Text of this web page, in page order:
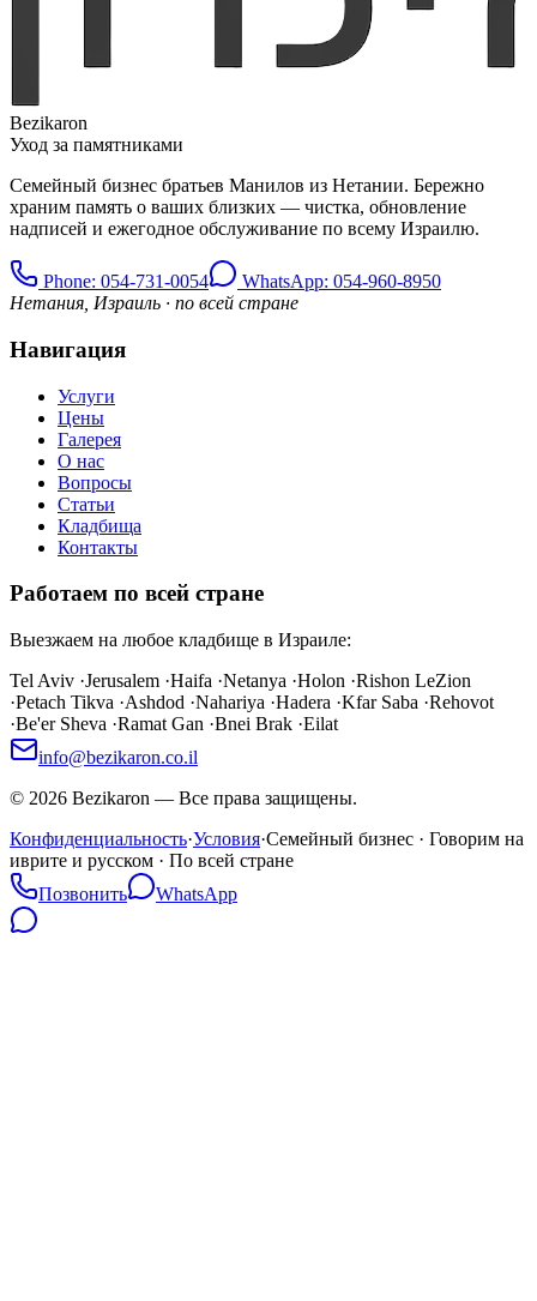
Bezikaron
Уход за памятниками
Семейный бизнес братьев Манилов из Нетании. Бережно
храним память о ваших близких — чистка, обновление
надписей и ежегодное обслуживание по всему Израилю.
Phone: 054-731-0054
WhatsApp: 054-960-8950
Нетания, Израиль · по всей стране
Навигация
Услуги
Цены
Галерея
О нас
Вопросы
Статьи
Кладбища
Контакты
Работаем по всей стране
Выезжаем на любое кладбище в Израиле:
Tel Aviv ·Jerusalem ·Haifa ·Netanya ·Holon ·Rishon LeZion
·Petach Tikva ·Ashdod ·Nahariya ·Hadera ·Kfar Saba ·Rehovot
·Be'er Sheva ·Ramat Gan ·Bnei Brak ·Eilat
info@bezikaron.co.il
© 2026 Bezikaron — Все права защищены.
Конфиденциальность·Условия·Семейный бизнес · Говорим на
иврите и русском · По всей стране
Позвонить
WhatsApp